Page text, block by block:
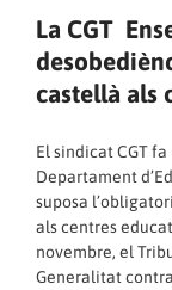
La CGT
castellà als
El sindicat CGT
Departament
suposa
als centres
novembre, el
Generalitat